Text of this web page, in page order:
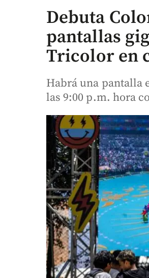
Debuta
pantallas
Tricolor en
Habrá una pantalla
las 9:00 p.m. hora